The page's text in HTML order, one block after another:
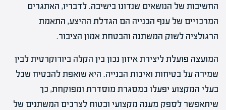
החשיבות של הנושאים שנדונו בישיבה. לדבריו, האתגרים
המרכזיים של ענף הבנייה הם הגדלת ההיצע, התאמת
הרגולציה לשוק המשתנה והבטחת אמון הציבור.
המועצה פועלת ליצירת איזון נכון בין הקלה ביורוקרטית לבין
שמירה על בטיחות ואיכות הבנייה. היא שואפת להבטיח שכל
בעלי המקצוע יפעלו במסגרת מוסדרת ומפוקחת, כך
שיתאפשר לספק מענה מקצועי ובטוח לצרכים המשתנים של